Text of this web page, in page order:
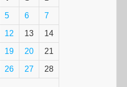
5 6 7
12 13 14
19 20 21
26 27 28